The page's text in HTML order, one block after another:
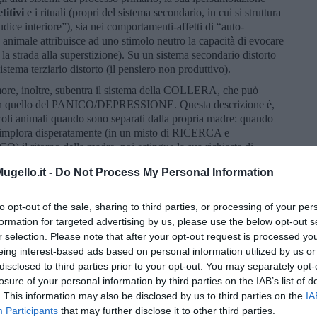
- Do Not Process My Personal Information
opt-out of the sale, sharing to third parties, or processing of your
for targeted advertising by us, please use the below opt-out
selection. Please note that after your opt-out request is processed
interest-based ads based on personal information utilized by us
to third parties prior to your opt-out. You may separately
of your personal information by third parties on the IAB’s list of
This information may also be disclosed by us to third parties on the
Participants that may further disclose it to other third parties.
e i rituali (propri del sistema secondario, in cui si struttura
interiore”), sia nei comportamenti-affetti di “auto-
attribuisce ad uno stimolo neutro la capacità di evocare
strada alla superstizione). Su un sistema secondario distorto
terziario distorto (il pensiero non produttivo).
inoltre, subentra il sistema della COLLERA, che può
quello del PANICO/DEPRESSIONE. Questa descrizione è,
animali quando sono separati dalla propria madre: quando
disperatamente (in un misto di RICERCA e
il ritorno della madre, poi estingue la sua richiesta di
al ritorno della madre prima la evita (sistema della
materne, rientra nella fiducia di base dell’amore. I
negli umori e nelle dimensioni della personalità,
se non modulato, può esprimere agiti a corto circuito.
ai fini della psicoterapia, è necessario spostare la centralità
(in cui ha grande importanza il senso del tatto e, io penso,
lo spostamento del focus comporta una ridefinizione
sono motivati dal basso (bottom up), ma illuminati dall’alto
così trasformato da piombo in oro. Il sistema della RICERCA
COLLERA diventa il sistema della SERENITA’, il sistema
di informarsi e di esplorare con avvedutezza, il sistema